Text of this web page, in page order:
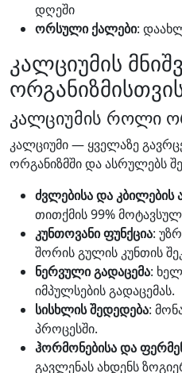
დღეში
ორსული ქალები:
კალციუმის
კალციუმის როლი
კალციუმი — ყველაზე
ორგანიზმში და ასრულებს
ძვლებისა და კბილების
თითქმის 99%
კუნთოვანი ფუნქცია:
შორის გულის კუნთის
ნერვული გადაცემა:
იმპულსების გადაცემას.
სისხლის შედედება:
პროცესში.
ჰორმონებისა და
გავლენას ახდენს